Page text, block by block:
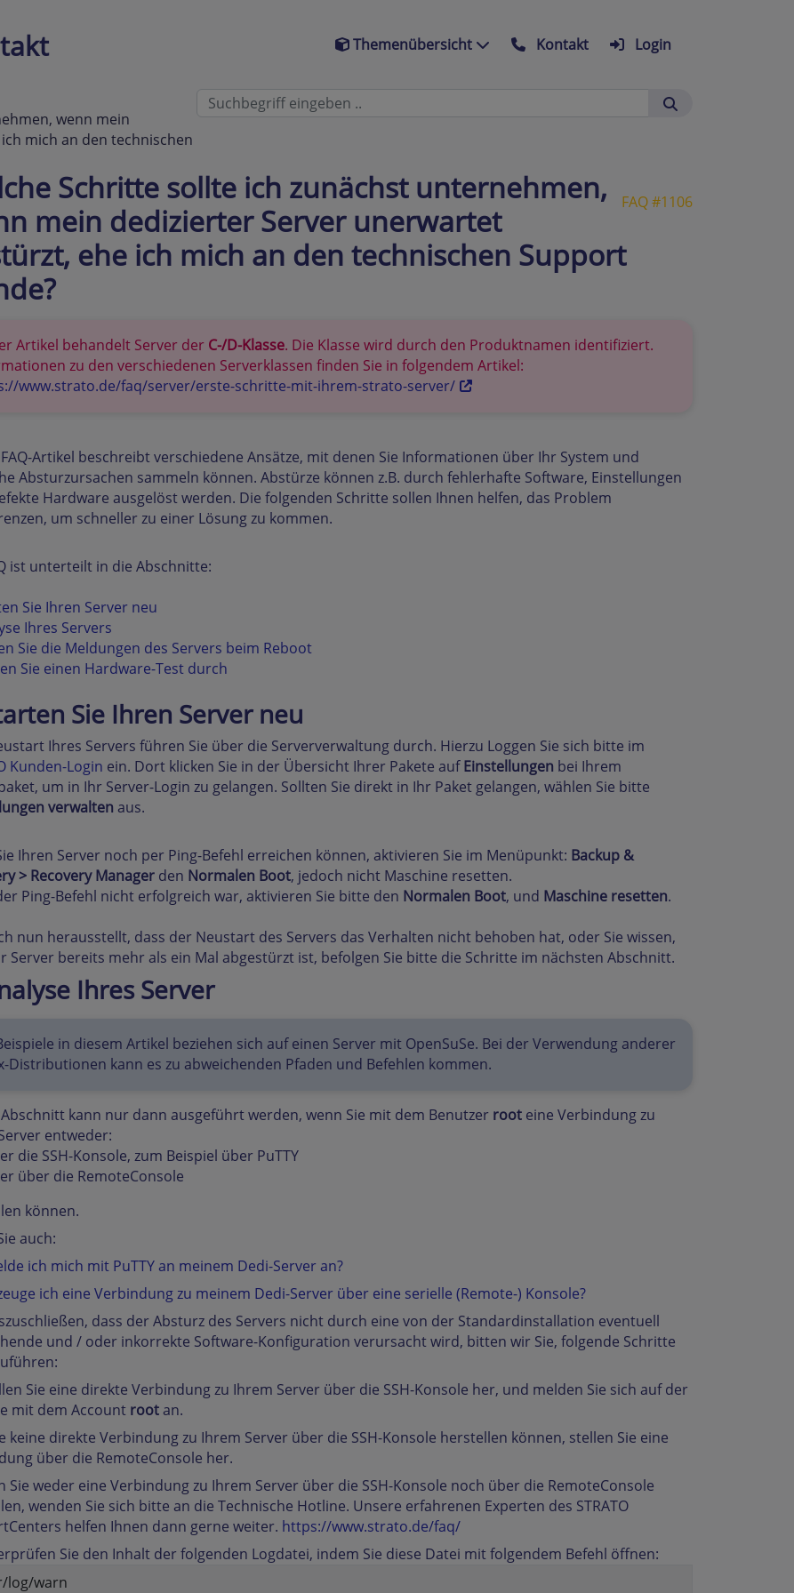
Themenübersicht Kontakt Login
wenn mein
mich an den technischen
FAQ #1106
Schritte sollte ich zunächst unternehmen,
mein dedizierter Server unerwartet
ehe ich mich an den technischen Support
Artikel behandelt Server der C-/D-Klasse. Die Klasse wird durch den Produktnamen identifiziert.
zu den verschiedenen Serverklassen finden Sie in folgendem Artikel:
www.strato.de/faq/server/erste-schritte-mit-ihrem-strato-server/
Artikel beschreibt verschiedene Ansätze, mit denen Sie Informationen über Ihr System und
Absturzursachen sammeln können. Abstürze können z.B. durch fehlerhafte Software, Einstellungen
Hardware ausgelöst werden. Die folgenden Schritte sollen Ihnen helfen, das Problem
um schneller zu einer Lösung zu kommen.
ist unterteilt in die Abschnitte:
Sie Ihren Server neu
Ihres Servers
Sie die Meldungen des Servers beim Reboot
Sie einen Hardware-Test durch
Sie Ihren Server neu
Ihres Servers führen Sie über die Serververwaltung durch. Hierzu Loggen Sie sich bitte im
Kunden-Login ein. Dort klicken Sie in der Übersicht Ihrer Pakete aufEinstellungen bei Ihrem
um in Ihr Server-Login zu gelangen. Sollten Sie direkt in Ihr Paket gelangen, wählen Sie bitte
verwalten aus.
Ihren Server noch per Ping-Befehl erreichen können, aktivieren Sie im Menüpunkt: Backup &
> Recovery Manager den Normalen Boot, jedoch nicht Maschine resetten.
Ping-Befehl nicht erfolgreich war, aktivieren Sie bitte den Normalen Boot, und Maschine resetten.
nun herausstellt, dass der Neustart des Servers das Verhalten nicht behoben hat, oder Sie wissen,
Server bereits mehr als ein Mal abgestürzt ist, befolgen Sie bitte die Schritte im nächsten Abschnitt.
Ihres Server
in diesem Artikel beziehen sich auf einen Server mit OpenSuSe. Bei der Verwendung anderer
Distributionen kann es zu abweichenden Pfaden und Befehlen kommen.
kann nur dann ausgeführt werden, wenn Sie mit dem Benutzer root eine Verbindung zu
entweder:
die SSH-Konsole, zum Beispiel über PuTTY
über die RemoteConsole
können.
auch:
ich mich mit PuTTY an meinem Dedi-Server an?
ich eine Verbindung zu meinem Dedi-Server über eine serielle (Remote-) Konsole?
dass der Absturz des Servers nicht durch eine von der Standardinstallation eventuell
und / oder inkorrekte Software-Konfiguration verursacht wird, bitten wir Sie, folgende Schritte
Sie eine direkte Verbindung zu Ihrem Server über die SSH-Konsole her, und melden Sie sich auf der
mit dem Account root an.
keine direkte Verbindung zu Ihrem Server über die SSH-Konsole herstellen können, stellen Sie eine
über die RemoteConsole her.
Sie weder eine Verbindung zu Ihrem Server über die SSH-Konsole noch über die RemoteConsole
wenden Sie sich bitte an die Technische Hotline. Unsere erfahrenen Experten des STRATO
helfen Ihnen dann gerne weiter. https://www.strato.de/faq/
Sie den Inhalt der folgenden Logdatei, indem Sie diese Datei mit folgendem Befehl öffnen:
log/warn